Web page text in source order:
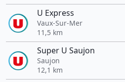
U Express
Vaux-Sur-Mer
11,5 km
Super U Saujon
Saujon
12,1 km